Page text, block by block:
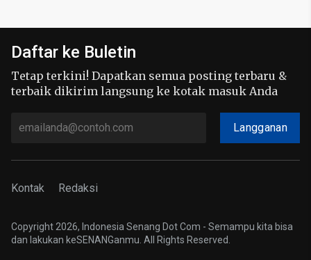
Daftar ke Buletin
Tetap terkini! Dapatkan semua posting terbaru &
terbaik dikirim langsung ke kotak masuk Anda
Langganan
Kontak Redaksi
Copyright 2026, Indonesia Senang Dot Com - Semampu kita bisa
dan lakukan keSENANGanmu. All Rights Reserved.